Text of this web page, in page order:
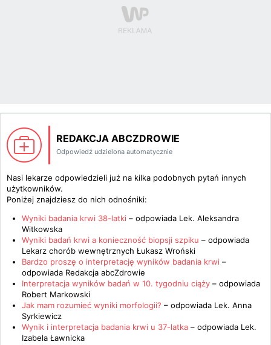
REDAKCJA ABCZDROWIE
Odpowiedź udzielona automatycznie
Nasi lekarze odpowiedzieli już na kilka podobnych pytań innych
użytkowników.
Poniżej znajdziesz do nich odnośniki:
Wyniki badania krwi 38-latki – odpowiada Lek. Aleksandra
Witkowska
Wyniki badań krwi a konieczność biopsji szpiku – odpowiada
Lekarz chorób wewnętrznych Łukasz Wroński
Bardzo proszę o interpretację wyników badania krwi –
odpowiada Redakcja abcZdrowie
Interpretacja wyników badań w 10. tygodniu ciąży – odpowiada
Robert Markowski
Jak mam rozumieć wyniki morfologii? – odpowiada Lek. Anna
Syrkiewicz
Wynik i interpretacja badania krwi u 37-latka – odpowiada Lek.
Izabela Ławnicka